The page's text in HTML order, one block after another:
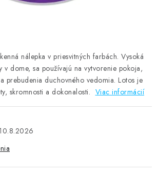
a platba
Certifikáty
nálepka v priesvitných farbách. Vysoká
v dome, sa používajú na vytvorenie pokoja,
prebudenia duchovného vedomia. Lotos je
skromnosti a dokonalosti. Viac informácií
10.8.2026